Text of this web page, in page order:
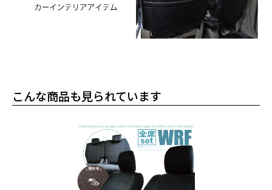
こんな商品も見られています